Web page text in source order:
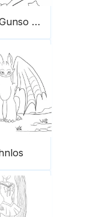
Keroro Gunso Zum Ausmalen